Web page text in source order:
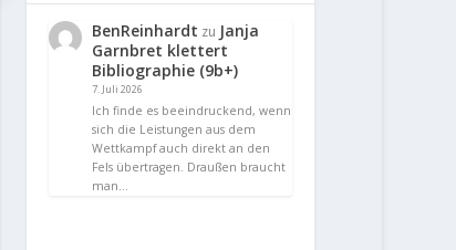
BenReinhardt zu Janja
Garnbret klettert
Bibliographie (9b+)
7. Juli 2026
Ich finde es beeindruckend, wenn
sich die Leistungen aus dem
Wettkampf auch direkt an den
Fels übertragen. Draußen braucht
man…